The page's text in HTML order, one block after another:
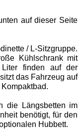
auf dieser Seite
/ L-Sitzgruppe.
Kühlschrank mit
Liter finden auf der
das Fahrzeug auf
die Längsbetten im
benötigt, für den
Hubbett.